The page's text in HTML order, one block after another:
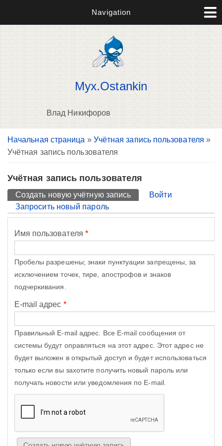
Navigation
Myx.Ostankin
Влад Никифоров
Вы здесь
Начальная страница » Учётная запись пользователя »
Учётная запись пользователя
Учётная запись пользователя
Главные вкладки
Создать новую учётную запись (активная вкладка)
Войти
Запросить новый пароль
Имя пользователя *
Пробелы разрешены; знаки пунктуации запрещены, за
исключением точек, тире, апострофов и знаков
подчеркивания.
E-mail адрес *
Правильный E-mail адрес. Все E-mail сообщения от
системы будут оправляться на этот адрес. Этот адрес не
будет выложен в открытый доступ и будет использоваться
только если вы захотите получить новый пароль или
получать новости или уведомления по E-mail.